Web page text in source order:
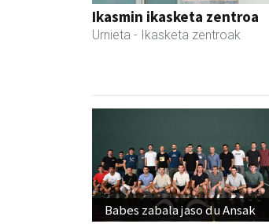
Ikasmin ikasketa zentroa
Urnieta - Ikasketa zentroak
Babes zabala jaso du Ansak